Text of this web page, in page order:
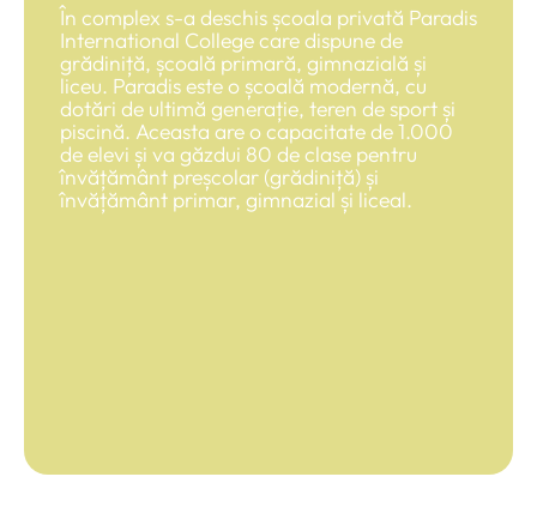
În complex s-a deschis școala privată Paradis
International College care dispune de
grădiniță, școală primară, gimnazială și
liceu. Paradis este o școală modernă, cu
dotări de ultimă generație, teren de sport și
piscină. Aceasta are o capacitate de 1.000
de elevi și va găzdui 80 de clase pentru
învățământ preșcolar (grădiniță) și
învățământ primar, gimnazial și liceal.